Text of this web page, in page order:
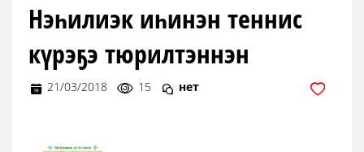
Нэһилиэк иһинэн теннис
күрэҕэ тюрилтэннэн
21/03/2018 15 нет